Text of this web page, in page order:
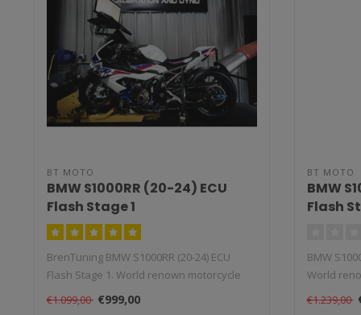
BT MOTO
BMW S1000RR (20-24) ECU
Flash Stage 1
BrenTuning BMW S1000RR (20-24) ECU
Flash Stage 1. World renown motorcycle
€1.099,00 €999,00
BT MOTO
BMW
Flash
BMW
World
€1.239,00